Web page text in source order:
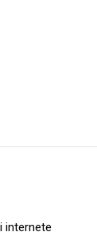
internete